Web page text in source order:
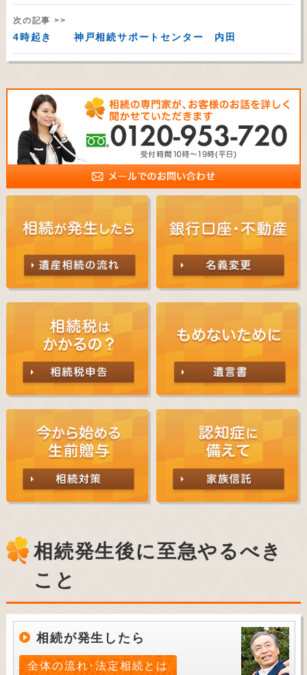
次の記事 >>
4時起き 神戸相続サポートセンター 内田
相続発生後に至急やるべき
こと
相続が発生したら
全体の流れ･法定相続とは